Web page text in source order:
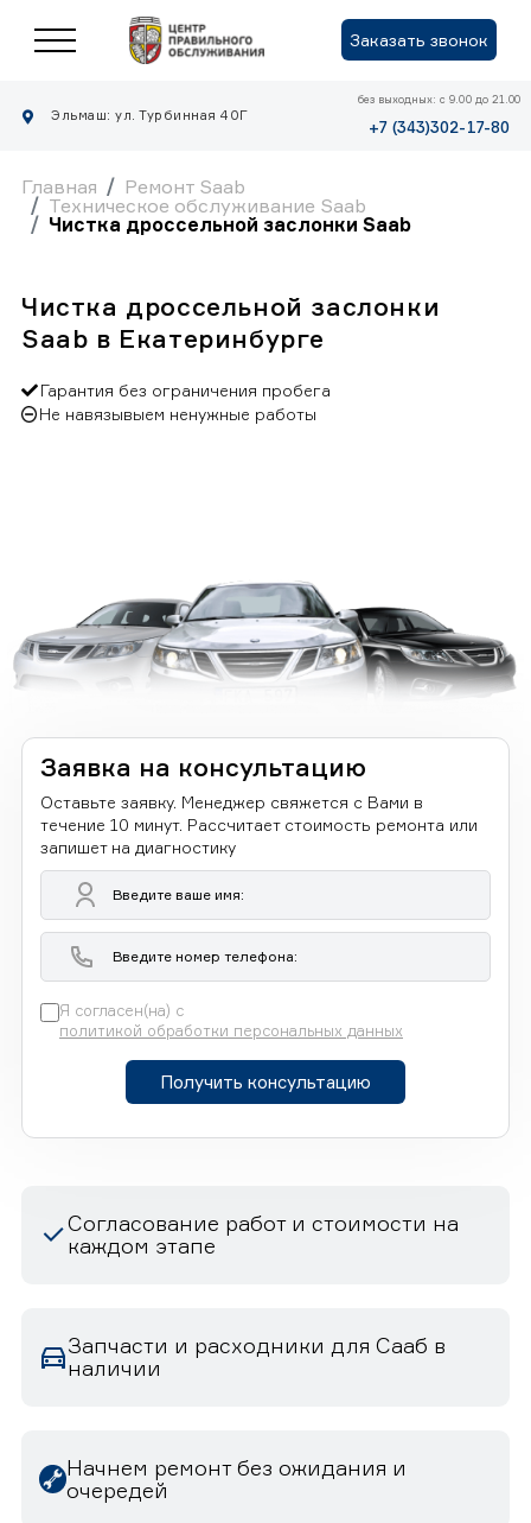
Заказать звонок
Эльмаш: ул. Турбинная 40Г
без выходных: с 9.00 до 21.00
+7 (343)302-17-80
Главная
Ремонт Saab
Техническое обслуживание Saab
Чистка дроссельной заслонки Saab
Чистка дроссельной заслонки
Saab в Екатеринбурге
Гарантия без ограничения пробега
Не навязывыем ненужные работы
Заявка на консультацию
Оставьте заявку. Менеджер свяжется с Вами в
течение 10 минут. Рассчитает стоимость ремонта или
запишет на диагностику
Я согласен(на) с
политикой обработки персональных данных
Получить консультацию
Согласование работ и стоимости на
каждом этапе
Запчасти и расходники для Сааб в
наличии
Начнем ремонт без ожидания и
очередей